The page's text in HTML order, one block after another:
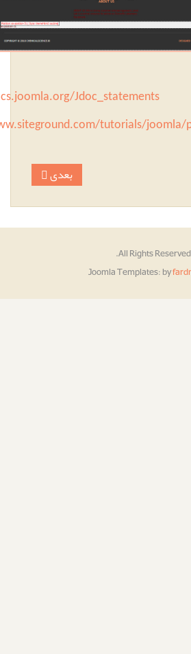
https://docs.joomla.org/
https://www.siteground.com/
All
Joomla